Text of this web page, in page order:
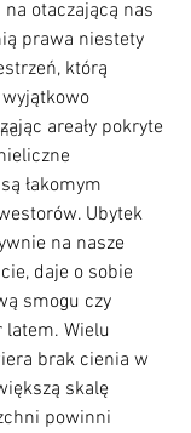
otaczającą nas
prawa niestety
którą
areały pokryte
łakomym
Ubytek
na nasze
daje o sobie
smogu czy
Wielu
brak cienia w
skalę
powinni